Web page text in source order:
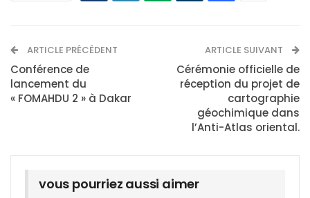
ARTICLE PRÉCÉDENT
Conférence de
lancement du
« FOMAHDU 2 » à Dakar
ARTICLE SUIVANT
Cérémonie officielle de
réception du projet de
cartographie
géochimique dans
l’Anti-Atlas oriental.
vous pourriez aussi aimer